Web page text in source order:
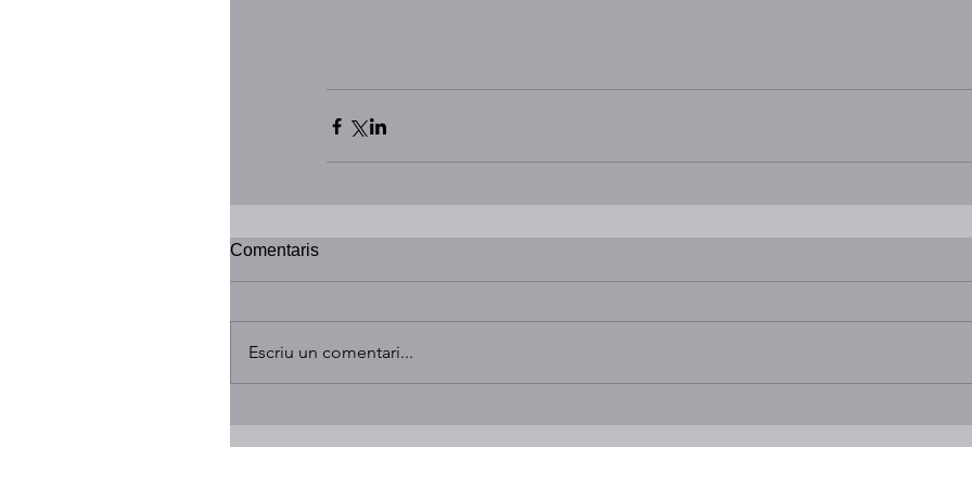
Comentaris
Escriu un comentari...